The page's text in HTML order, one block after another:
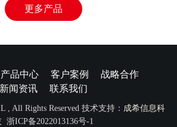
更多产品
产品中心 客户案例
战略合作
新闻资讯
联系我们
, All Rights Reserved 技术支持： 成希信息科
浙ICP备2022013136号-1